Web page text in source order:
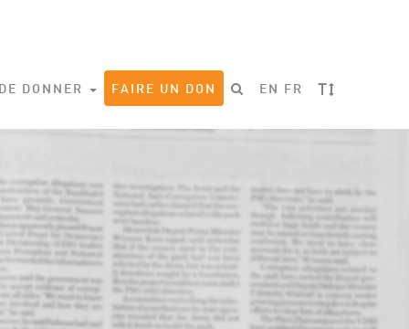
DONNER FAIRE UN DON EN FR T